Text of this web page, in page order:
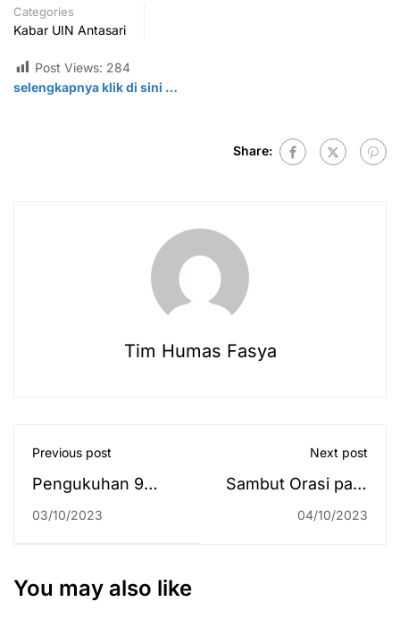
Categories
Kabar UIN Antasari
Post Views: 284
selengkapnya klik di sini …
Share:
Tim Humas Fasya
Previous post
Pengukuhan 9
Guru Besar
Banjarmasin
03/10/2023
Next post
Sambut Orasi para
Guru Besar Baru,
04/10/2023
You may also like